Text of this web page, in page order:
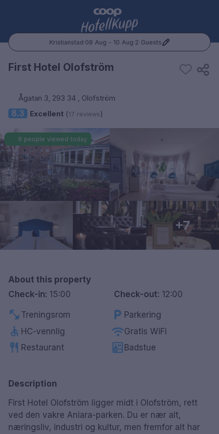
Kristianstad·08 Aug - 10 Aug·2 Guests
Popular Destinations:
Trondheim
Hele Sverige
Stockholm
Göteborg
First Hotel Olofström
Ågatan 3, 293 34 , Olofström
8.3 Excellent(17 reviews)
6 people viewed today
+7
About this property
Check-in: 15:00 Check-out: 12:00
fitness_center Treningsrom local_parking Parkering
accessible HC-vennlig wifiGratis WiFi
restaurant Restaurant sauna Badstue
Description
First Hotel Olofström ligger midt i Olofström, rett
ved den vakre Aniara-parken. Du er nær alt,
næringsliv, industri og kultur, men fremfor alt har